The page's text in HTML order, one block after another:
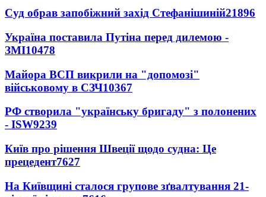
Суд обрав запобіжний захід Стефанішиній21896
Україна поставила Путіна перед дилемою -
ЗМІ10478
Майора ВСП викрили на "допомозі"
військовому в СЗЧ10367
РФ створила "українську бригаду" з полонених
- ISW9239
Київ про рішення Швеції щодо судна: Це
прецедент7627
На Київщині сталося групове зґвалтування 21-